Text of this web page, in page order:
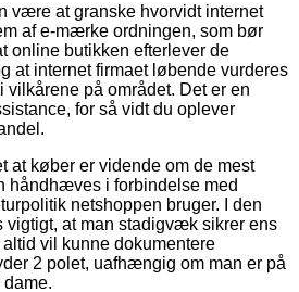
være at granske hvorvidt internet
af e-mærke ordningen, som bør
online butikken efterlever de
at internet firmaet løbende vurderes
vilkårene på området. Det er en
for så vidt du oplever
at køber er vidende om de mest
håndhæves i forbindelse med
netshoppen bruger. I den
vigtigt, at man stadigvæk sikrer ens
vil kunne dokumentere
2 polet, uafhængig om man er på